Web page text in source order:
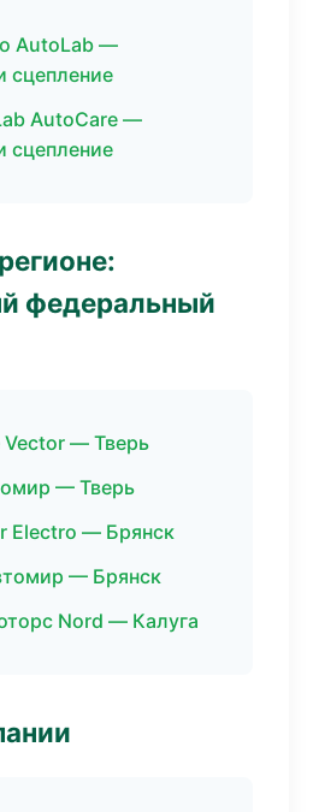
AutoLab —
сцепление
AutoCare —
сцепление
федеральный
— Тверь
— Тверь
Electro — Брянск
— Брянск
Nord — Калуга